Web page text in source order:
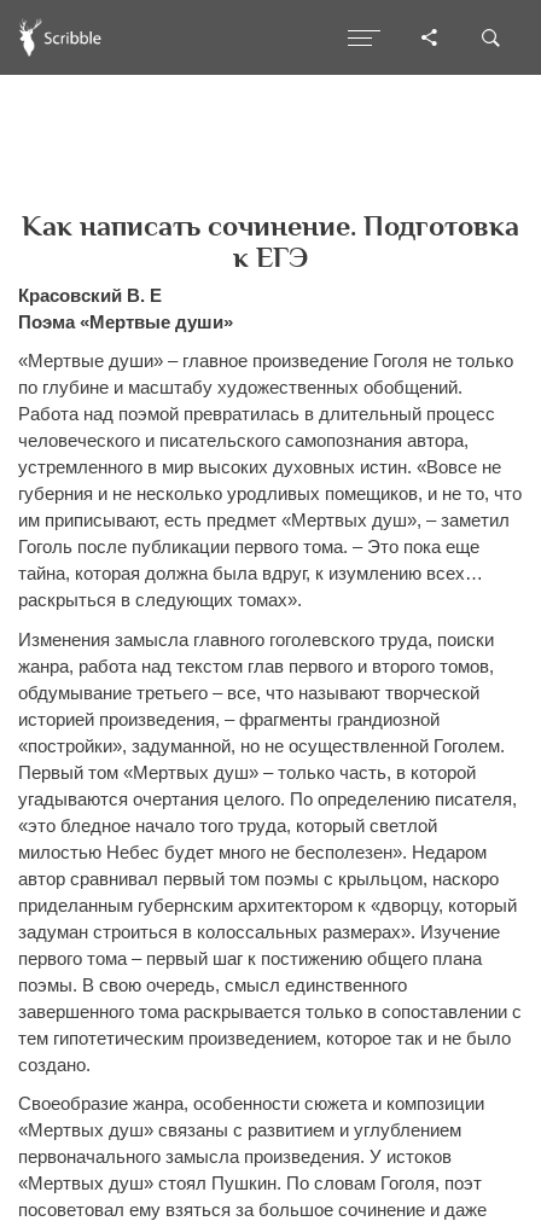
Как написать сочинение. Подготовка
к ЕГЭ
Красовский В. Е
Поэма «Мертвые души»
«Мертвые души» – главное произведение Гоголя не только
по глубине и масштабу художественных обобщений.
Работа над поэмой превратилась в длительный процесс
человеческого и писательского самопознания автора,
устремленного в мир высоких духовных истин. «Вовсе не
губерния и не несколько уродливых помещиков, и не то, что
им приписывают, есть предмет «Мертвых душ», – заметил
Гоголь после публикации первого тома. – Это пока еще
тайна, которая должна была вдруг, к изумлению всех…
раскрыться в следующих томах».
Изменения замысла главного гоголевского труда, поиски
жанра, работа над текстом глав первого и второго томов,
обдумывание третьего – все, что называют творческой
историей произведения, – фрагменты грандиозной
«постройки», задуманной, но не осуществленной Гоголем.
Первый том «Мертвых душ» – только часть, в которой
угадываются очертания целого. По определению писателя,
«это бледное начало того труда, который светлой
милостью Небес будет много не бесполезен». Недаром
автор сравнивал первый том поэмы с крыльцом, наскоро
приделанным губернским архитектором к «дворцу, который
задуман строиться в колоссальных размерах». Изучение
первого тома – первый шаг к постижению общего плана
поэмы. В свою очередь, смысл единственного
завершенного тома раскрывается только в сопоставлении с
тем гипотетическим произведением, которое так и не было
создано.
Своеобразие жанра, особенности сюжета и композиции
«Мертвых душ» связаны с развитием и углублением
первоначального замысла произведения. У истоков
«Мертвых душ» стоял Пушкин. По словам Гоголя, поэт
посоветовал ему взяться за большое сочинение и даже